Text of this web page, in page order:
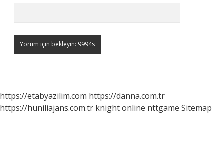
https://etabyazilim.com https://danna.com.tr
https://huniliajans.com.tr knight online nttgame Sitemap